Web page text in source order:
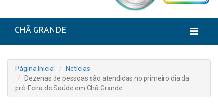
CHÃ GRANDE
Página Inicial
Notícias
Dezenas de pessoas são atendidas no primeiro dia da
pré-Feira de Saúde em Chã Grande